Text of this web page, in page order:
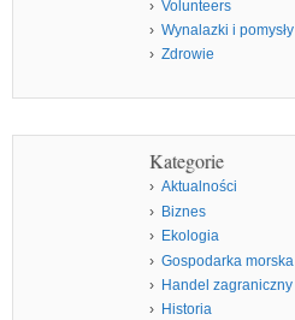
Volunteers
Wynalazki i pomysły
Zdrowie
Kategorie
Aktualności
Biznes
Ekologia
Gospodarka morska
Handel zagraniczny
Historia